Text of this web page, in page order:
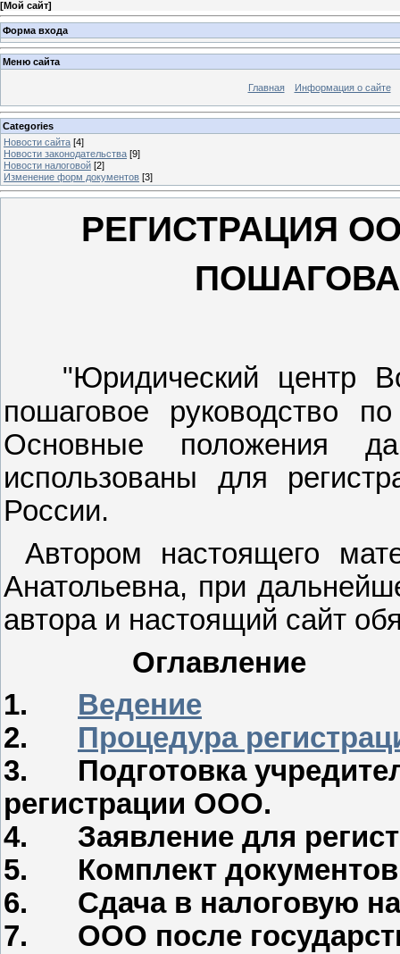
[Мой сайт]
Форма входа
Меню сайта
Главная Информация о сайте
Categories
Новости сайта [4]
Новости законодательства [9]
Новости налоговой [2]
Изменение форм документов [3]
РЕГИСТРАЦИЯ
"Юридический центр
пошаговое руководство
Основные положения
использованы для
России.
Автором настоящего
Анатольевна, при
автора и настоящий сайт
Оглавление
1.
Ведение
2.
Процедура
3.
Подготовка
регистрации ООО.
4.
Заявление для
5.
Комплект
6.
Сдача в налоговую
7.
ООО после